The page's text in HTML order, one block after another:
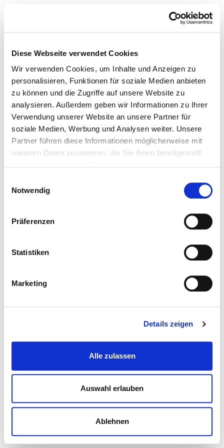
Diese Webseite verwendet Cookies
Wir verwenden Cookies, um Inhalte und Anzeigen zu
personalisieren, Funktionen für soziale Medien anbieten
zu können und die Zugriffe auf unsere Website zu
analysieren. Außerdem geben wir Informationen zu Ihrer
Verwendung unserer Website an unsere Partner für
soziale Medien, Werbung und Analysen weiter. Unsere
Partner führen diese Informationen möglicherweise mit
weiteren Daten zusammen, die Sie ihnen bereitgestellt
Notwendig
Präferenzen
Statistiken
Marketing
Details zeigen
Alle zulassen
Auswahl erlauben
Ablehnen